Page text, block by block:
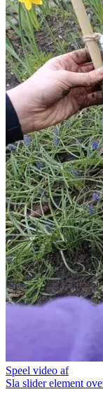
Speel video af
Sla slider element